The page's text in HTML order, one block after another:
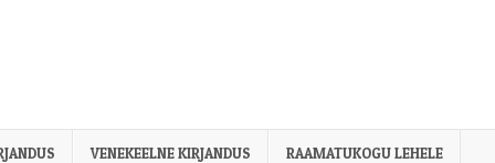
VENEKEELNE KIRJANDUS RAAMATUKOGU LEHELE